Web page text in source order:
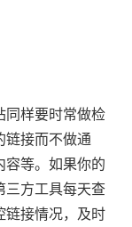
同样要时常做检
链接而不做通
容等。如果你的
三方工具每天查
链接情况，及时